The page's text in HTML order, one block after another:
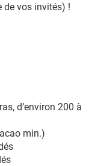
de vos invités) !
d’environ 200 à
min.)